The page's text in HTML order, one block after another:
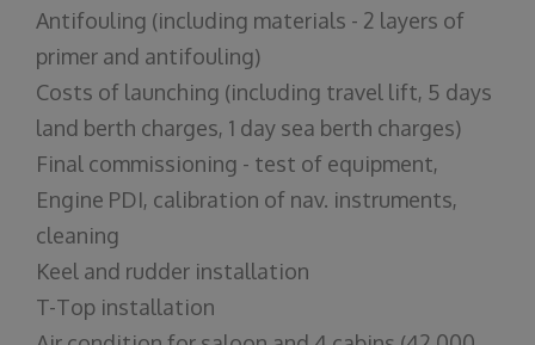
Antifouling (including materials - 2 layers of
primer and antifouling)
Costs of launching (including travel lift, 5 days
land berth charges, 1 day sea berth charges)
Final commissioning - test of equipment,
Engine PDI, calibration of nav. instruments,
cleaning
Keel and rudder installation
T-Top installation